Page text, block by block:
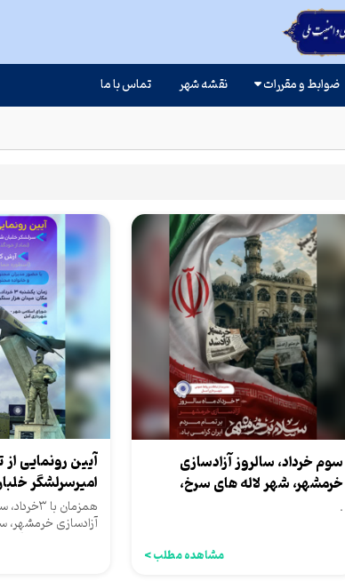
ضوابط و مقررات نقشه شهر تماس با ما
سوم خرداد، سالروز آزادسازی
خرمشهر، شهر لاله های سرخ،
شجاعت و استقامت....
مشاهده مطلب >
آیین رونمایی
امیرسرلشگر
اصغری(نماد از
همزمان با
هزار سنگر شهر